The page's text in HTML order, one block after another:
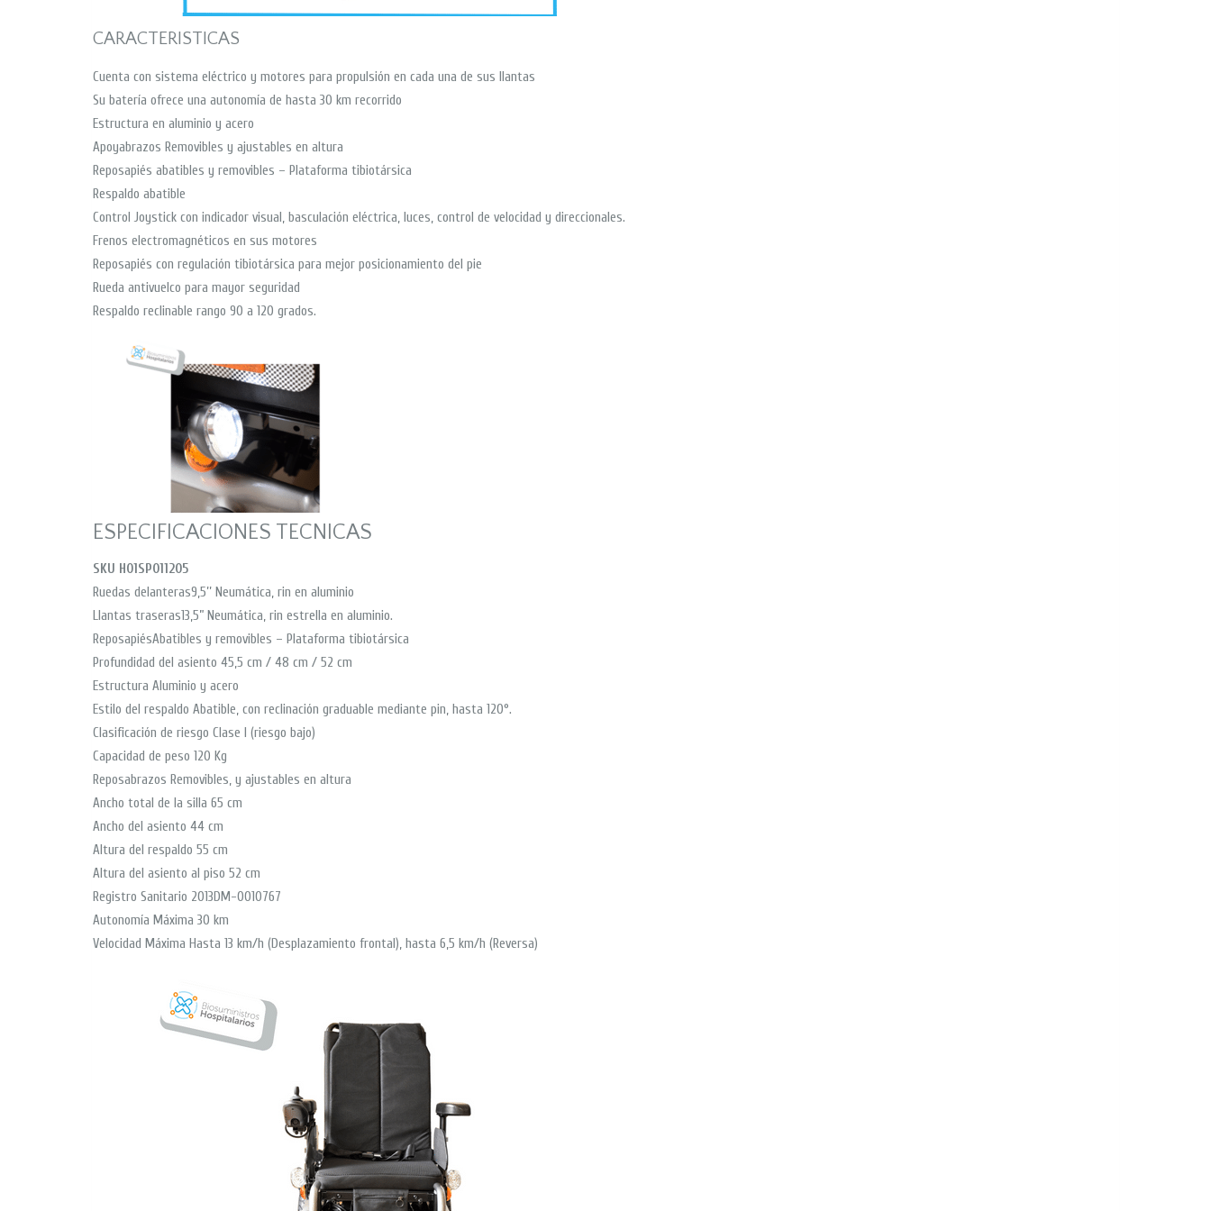
CARACTERISTICAS
Cuenta con sistema eléctrico y motores para propulsión en cada una de sus llantas
Su batería ofrece una autonomía de hasta 30 km recorrido
Estructura en aluminio y acero
Apoyabrazos Removibles y ajustables en altura
Reposapiés abatibles y removibles – Plataforma tibiotársica
Respaldo abatible
Control Joystick con indicador visual, basculación eléctrica, luces, control de velocidad y direccionales.
Frenos electromagnéticos en sus motores
Reposapiés con regulación tibiotársica para mejor posicionamiento del pie
Rueda antivuelco para mayor seguridad
Respaldo reclinable rango 90 a 120 grados.
ESPECIFICACIONES TECNICAS
SKU H01SP011205
Ruedas delanteras9,5’’ Neumática, rin en aluminio
Llantas traseras13,5” Neumática, rin estrella en aluminio.
ReposapiésAbatibles y removibles – Plataforma tibiotársica
Profundidad del asiento 45,5 cm / 48 cm / 52 cm
Estructura Aluminio y acero
Estilo del respaldo Abatible, con reclinación graduable mediante pin, hasta 120°.
Clasificación de riesgo Clase I (riesgo bajo)
Capacidad de peso 120 Kg
Reposabrazos Removibles, y ajustables en altura
Ancho total de la silla 65 cm
Ancho del asiento 44 cm
Altura del respaldo 55 cm
Altura del asiento al piso 52 cm
Registro Sanitario 2013DM-0010767
Autonomía Máxima 30 km
Velocidad Máxima Hasta 13 km/h (Desplazamiento frontal), hasta 6,5 km/h (Reversa)